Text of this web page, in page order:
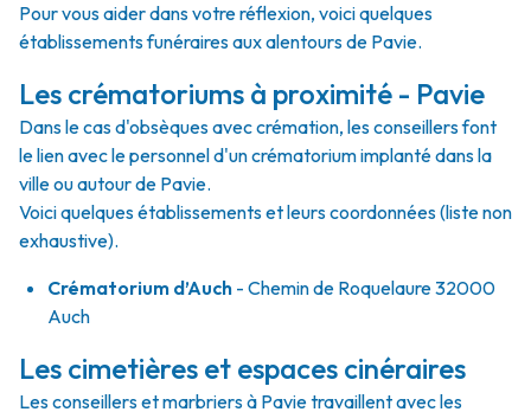
Pour vous aider dans votre réflexion, voici quelques
établissements funéraires aux alentours de Pavie.
Les crématoriums à proximité - Pavie
Dans le cas d'obsèques avec crémation, les conseillers font
le lien avec le personnel d'un crématorium implanté dans la
ville ou autour de Pavie.
Voici quelques établissements et leurs coordonnées (liste non
exhaustive).
Crématorium d’Auch - Chemin de Roquelaure 32000
Auch
Les cimetières et espaces cinéraires
Les conseillers et marbriers à Pavie travaillent avec les